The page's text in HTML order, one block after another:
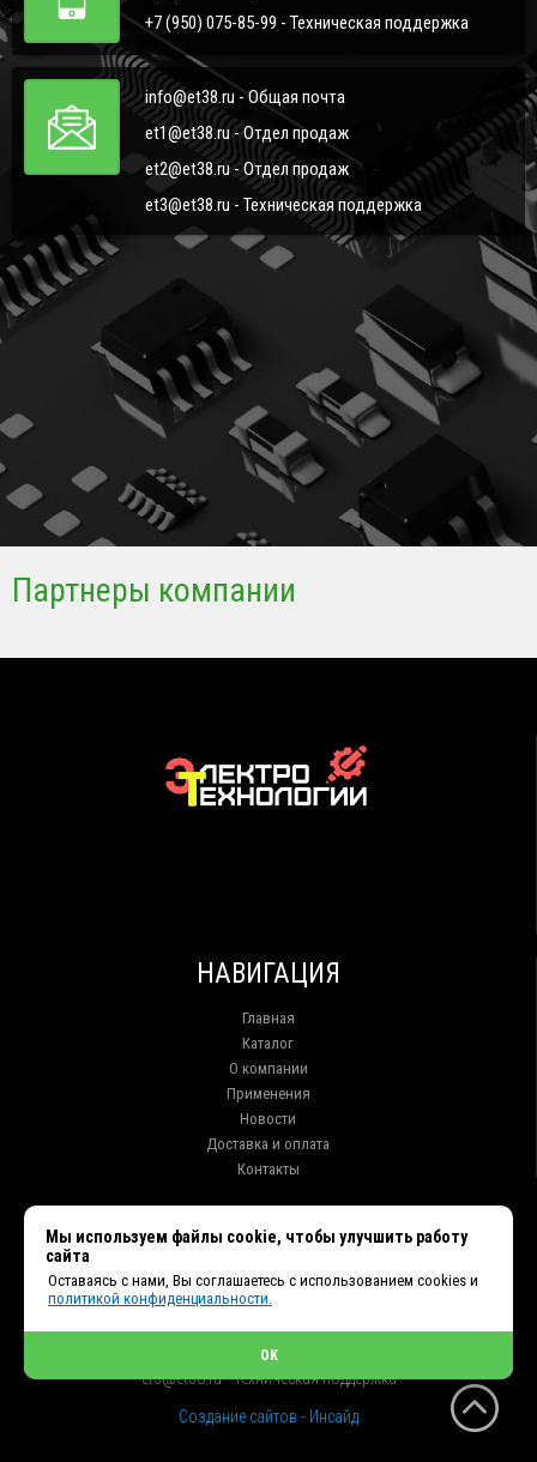
+7 (950) 075-85-99 - Техническая поддержка
info@et38.ru - Общая почта
et1@et38.ru - Отдел продаж
et2@et38.ru - Отдел продаж
et3@et38.ru - Техническая поддержка
Партнеры компании
НАВИГАЦИЯ
Главная
Каталог
О компании
Применения
Новости
Доставка и оплата
Контакты
+7 (914) 010-76-83, 8 (3952) 93-27-93 - Отдел продаж
+7 (950) 075-85-99 - Техническая поддержка
et2@et38.ru - Отдел продаж
et3@et38.ru - Техническая поддержка
Создание сайтов - Инсайд
Мы используем файлы cookie, чтобы улучшить работу
сайта
Оставаясь с нами, Вы соглашаетесь с использованием cookies и
политикой конфиденциальности.
OK